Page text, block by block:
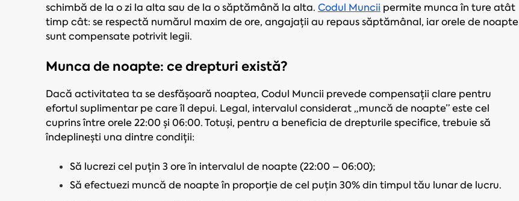
schimbă de la o zi la alta sau de la o săptămână la alta. Codul Muncii permite munca în ture atât
timp cât: se respectă numărul maxim de ore, angajații au repaus săptămânal, iar orele de noapte
sunt compensate potrivit legii.
Munca de noapte: ce drepturi există?
Dacă activitatea ta se desfășoară noaptea, Codul Muncii prevede compensații clare pentru
efortul suplimentar pe care îl depui. Legal, intervalul considerat „muncă de noapte” este cel
cuprins între orele 22:00 și 06:00. Totuși, pentru a beneficia de drepturile specifice, trebuie să
îndeplinești una dintre condiții:
Să lucrezi cel puțin 3 ore în intervalul de noapte (22:00 – 06:00);
Să efectuezi muncă de noapte în proporție de cel puțin 30% din timpul tău lunar de lucru.